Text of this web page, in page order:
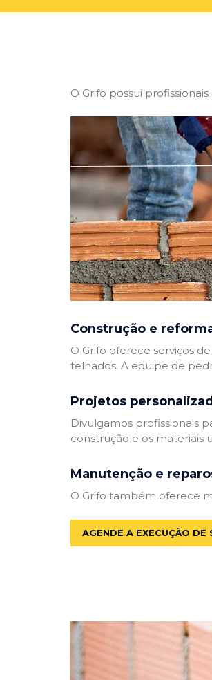
O Grifo possui
Construção e
O Grifo oferece serviços
telhados. A equipe de
Projetos
Divulgamos profissionais
construção e os materiais
Manutenção e
O Grifo também oferece
AGENDE A EXECUÇÃO